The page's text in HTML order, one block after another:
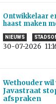
Ontwikkelaar
haast maken
NIEUWS
30-07-2026
Wethouder
Javastraat
afspraken